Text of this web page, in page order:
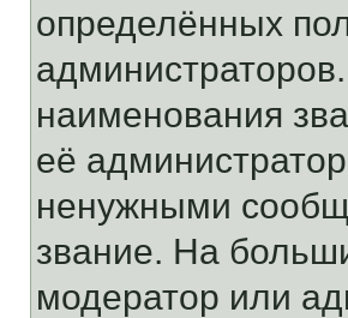
определённых
наименования
её
ненужными
звание. На
модератор или